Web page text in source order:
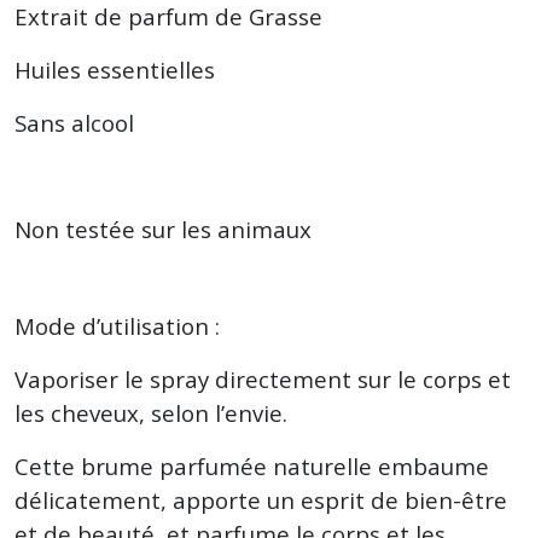
Extrait de parfum de Grasse
Huiles essentielles
Sans alcool
Non testée sur les animaux
Mode d’utilisation :
Vaporiser le spray directement sur le corps et
les cheveux, selon l’envie.
Cette brume parfumée naturelle embaume
délicatement, apporte un esprit de bien-être